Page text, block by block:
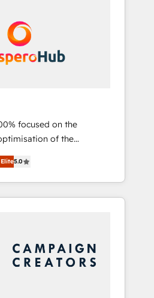
are offered in both
por combinar excelencia
estratégica a largo
focused on the
of the
highly
solutions experts will
maximum adoption
investment. Use
HubSpot journey, design
processes and skilfully
infrastructure to life. Our
keeps you in control
5.0